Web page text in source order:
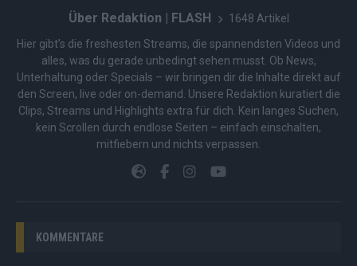
Über Redaktion | FLASH 1648 Artikel
Hier gibt’s die freshesten Streams, die spannendsten Videos und
alles, was du gerade unbedingt sehen musst. Ob News,
Unterhaltung oder Specials – wir bringen dir die Inhalte direkt auf
den Screen, live oder on-demand. Unsere Redaktion kuratiert die
Clips, Streams und Highlights extra für dich. Kein langes Suchen,
kein Scrollen durch endlose Seiten – einfach einschalten,
mitfiebern und nichts verpassen.
KOMMENTARE